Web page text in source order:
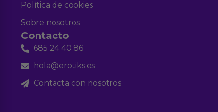
Política de cookies
Sobre nosotros
Contacto
685 24 40 86
hola@erotiks.es
Contacta con nosotros